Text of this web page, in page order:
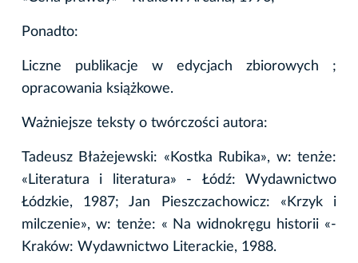
Ponadto:
Liczne publikacje w edycjach zbiorowych ;
opracowania książkowe.
Ważniejsze teksty o twórczości autora:
Tadeusz Błażejewski: «Kostka Rubika», w: tenże:
«Literatura i literatura» - Łódź: Wydawnictwo
Łódzkie, 1987; Jan Pieszczachowicz: «Krzyk i
milczenie», w: tenże: « Na widnokręgu historii «-
Kraków: Wydawnictwo Literackie, 1988.